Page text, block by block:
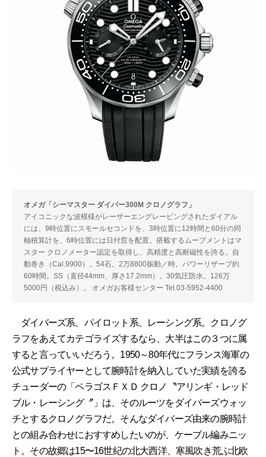
オメガ「シーマスター ダイバー300M クロノグラフ」
アイコニックな波模様がレーザーエングレービングされたダイアル
には、9時位置にスモールセコンドを、3時位置に12時間と60分の同
軸積算計を、6時位置には日付窓を配置。搭載するムーブメントはマ
スター クロノメーター認定を取得し、高精度と高耐磁性を誇る。自
動巻き（Cal.9900）。54石。2万8800振動／時。パワーリザーブ約
60時間。SS（直径44mm、厚さ17.2mm）。30気圧防水。126万
5000円（税込み）。 オメガお客様センター Tel.03-5952-4400
ダイバーズ系、パイロット系、レーシング系。クロノグ
ラフをあえてカテゴライズするなら、大半はこの３つに属
すると言っていいだろう。1950～80年代にフランス海軍の
公式サプライヤーとして腕時計を納入していた実績を誇る
チューダーの「ペラゴスＦＸＤ クロノ〝アリンギ・レッド
ブル・レーシング〞」は、そのルーツをダイバーズウォッ
チとするクロノグラフだ。そんなダイバーズ由来の腕時計
との組み合わせにおすすめしたいのが、ケーブル編みニッ
ト。その故郷は15〜16世紀の北大西洋、寒風吹き荒ぶ北欧